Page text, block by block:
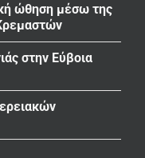
ώθηση μέσω της
στην Εύβοια